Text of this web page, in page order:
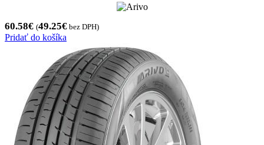
60.58€ (49.25€ bez DPH)
Pridať do košíka